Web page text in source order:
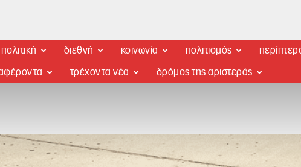
πολιτική διεθνή κοινωνία πολιτισμός
τρέχοντα νέα δρόμος της αριστεράς